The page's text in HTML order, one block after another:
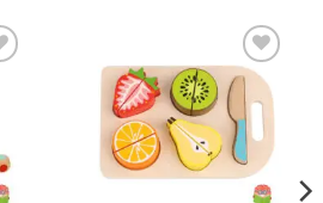
Sačuvaj
proizvod